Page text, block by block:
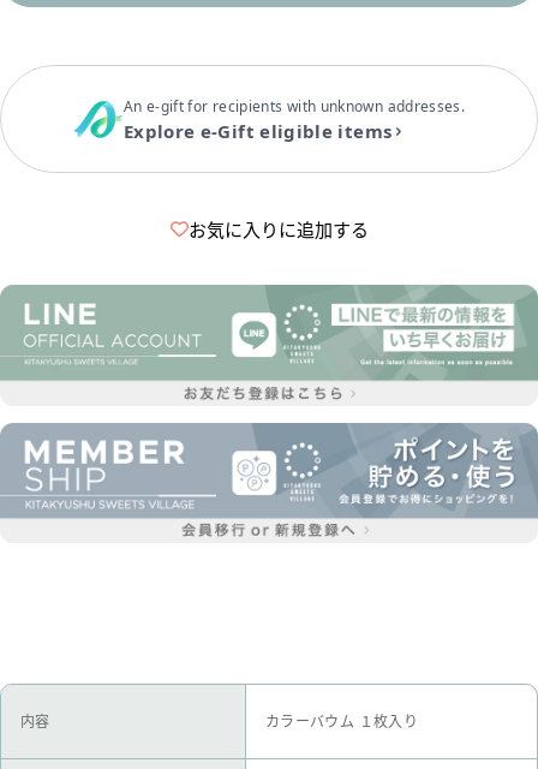
An e-gift for recipients with unknown addresses.
Explore e-Gift eligible items
お気に入りに追加する
内容 カラーバウム １枚入り